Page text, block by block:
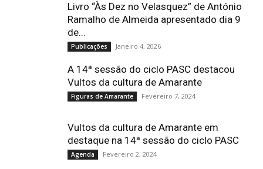
Livro “Às Dez no Velasquez” de António
Ramalho de Almeida apresentado dia 9
de...
Publicações Janeiro 4, 2026
A 14ª sessão do ciclo PASC destacou
Vultos da cultura de Amarante
Figuras de Amarante Fevereiro 7, 2024
Vultos da cultura de Amarante em
destaque na 14ª sessão do ciclo PASC
Agenda Fevereiro 2, 2024